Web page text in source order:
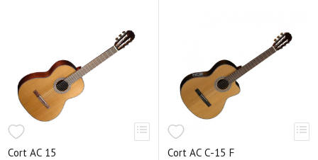
Cort АC 15
Cort АC C-15 F